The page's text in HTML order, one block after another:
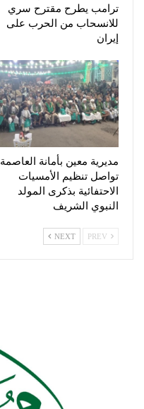
ترامب يطرح مقترح سري
للانسحاب من الحرب على
إيران
مديرية معين بأمانة العاصمة
تواصل تنظيم الأمسيات
الاحتفائية بذكرى المولد
النبوي الشريف
NEXT